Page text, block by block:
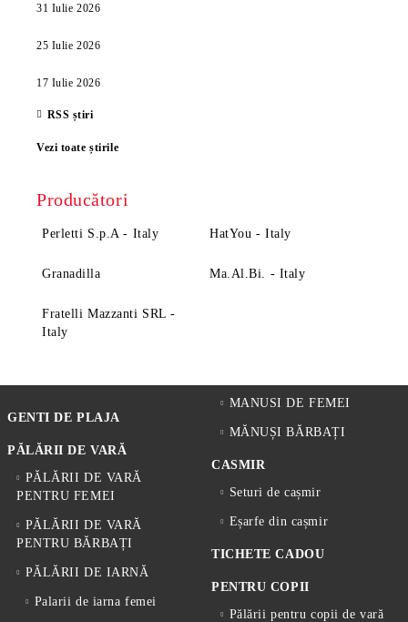
31 Iulie 2026
25 Iulie 2026
17 Iulie 2026
RSS știri
Vezi toate știrile
Producători
Perletti S.p.A - Italy HatYou - Italy
Granadilla Ma.Al.Bi. - Italy
Fratelli Mazzanti SRL -
Italy
GENTI DE PLAJA
PĂLĂRII DE VARĂ
PĂLĂRII DE VARĂ
PENTRU FEMEI
PĂLĂRII DE VARĂ
PENTRU BĂRBAȚI
PĂLĂRII DE IARNĂ
Palarii de iarna femei
MANUSI DE FEMEI
MĂNUȘI BĂRBAȚI
CASMIR
Seturi de cașmir
Eșarfe din cașmir
TICHETE CADOU
PENTRU COPII
Pălării pentru copii de vară